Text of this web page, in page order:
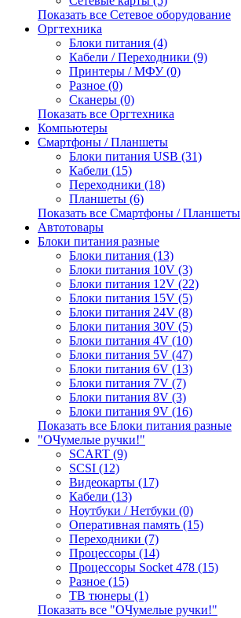
Показать все Сетевое оборудование
Оргтехника
Блоки питания (4)
Кабели / Переходники (9)
Принтеры / МФУ (0)
Разное (0)
Сканеры (0)
Показать все Оргтехника
Компьютеры
Смартфоны / Планшеты
Блоки питания USB (31)
Кабели (15)
Переходники (18)
Планшеты (6)
Показать все Смартфоны / Планшеты
Автотовары
Блоки питания разные
Блоки питания (13)
Блоки питания 10V (3)
Блоки питания 12V (22)
Блоки питания 15V (5)
Блоки питания 24V (8)
Блоки питания 30V (5)
Блоки питания 4V (10)
Блоки питания 5V (47)
Блоки питания 6V (13)
Блоки питания 7V (7)
Блоки питания 8V (3)
Блоки питания 9V (16)
Показать все Блоки питания разные
"ОЧумелые ручки!"
SCART (9)
SCSI (12)
Видеокарты (17)
Кабели (13)
Ноутбуки / Нетбуки (0)
Оперативная память (15)
Переходники (7)
Процессоры (14)
Процессоры Socket 478 (15)
Разное (15)
ТВ тюнеры (1)
Показать все "ОЧумелые ручки!"